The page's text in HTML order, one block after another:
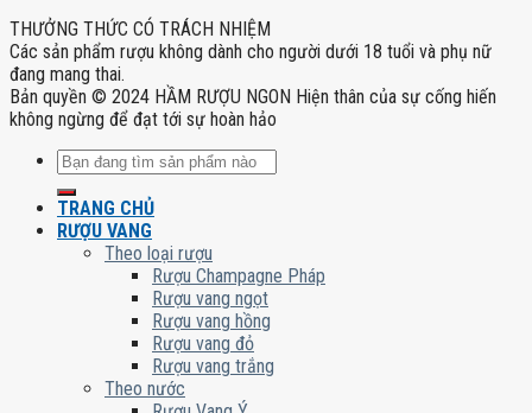
THƯỞNG THỨC CÓ TRÁCH NHIỆM
Các sản phẩm rượu không dành cho người dưới 18 tuổi và phụ nữ
đang mang thai.
Bản quyền © 2024 HẦM RƯỢU NGON Hiện thân của sự cống hiến
không ngừng để đạt tới sự hoàn hảo
Tìm
kiếm:
TRANG CHỦ
RƯỢU VANG
Theo loại rượu
Rượu Champagne Pháp
Rượu vang ngọt
Rượu vang hồng
Rượu vang đỏ
Rượu vang trắng
Theo nước